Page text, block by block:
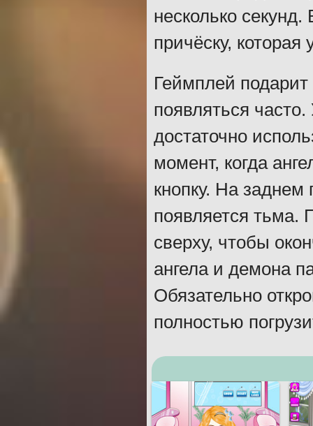
несколько
причёску,
Геймплей подарит
появляться
достаточно
момент, когда
кнопку. На заднем
появляется тьма.
сверху, чтобы
ангела и демона
Обязательно
полностью